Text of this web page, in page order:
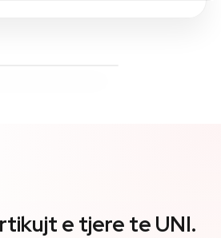
e tjere te UNI.